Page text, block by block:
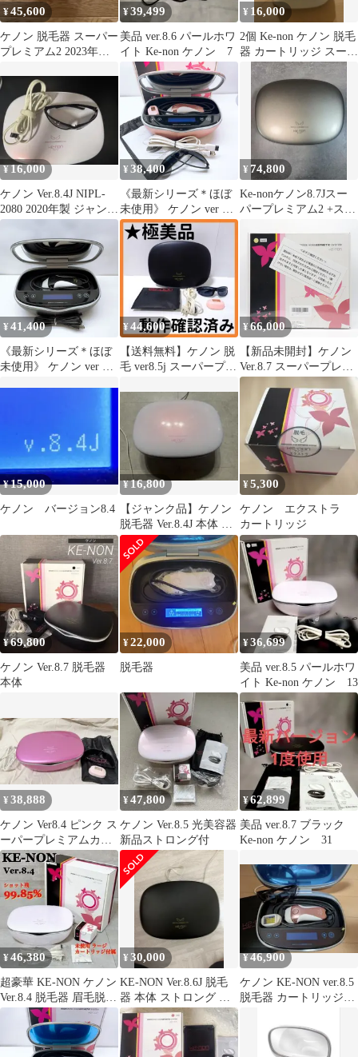
¥45,600
ケノン 脱毛器 スーパー
プレミアム2 2023年製
¥39,499
美品 ver.8.6 パールホワ
イト Ke-non ケノン 7
¥ 16,000
2個 Ke-non ケノン 脱毛
器 カートリッジ スーパ
ープレミアム ストロン
¥16,000
ケノン Ver.8.4J NIPL-
2080 2020年製 ジャン
ク 脱毛器
¥38,400
《最新シリーズ＊ほぼ
未使用》 ケノン ver 8.5
スーパー プレミアム ス
キン カートリッジ ２つ
付き エムテック KE-
NON ke-non 脱毛器
,2607N427
¥ 74,800
Ke-nonケノン8.7Jスー
パープレミアム2 +スト
ージ
¥41,400
《最新シリーズ＊ほぼ
未使用》 ケノン ver 8.6
¥44,600
【送料無料】ケノン 脱
毛 ver8.5j スーパープレ
¥66,000
【新品未開封】ケノン
Ver.8.7 スーパープレミ
アム2カートリッジ付き
脱毛器 kenon 本体
¥15,000
ケノン バージョン8.4
¥16,800
【ジャンク品】ケノン
脱毛器 Ver.8.4J 本体 ＋
カートリッジ2種
¥5,300
ケノン エクストラ
カートリッジ
¥69,800
ケノン Ver.8.7 脱毛器
本体
¥22,000
脱毛器
¥36,699
美品 ver.8.5 パールホワ
イト Ke-non ケノン 13
¥38,888
ケノン Ver8.4 ピンク ス
ーパープレミアムカー
トリッジ付 箱あり
¥47,800
ケノン Ver.8.5 光美容器
新品ストロング付
¥62,899
美品 ver.8.7 ブラック
Ke-non ケノン 31
¥46,380
超豪華 KE-NON ケノン
Ver.8.4 脱毛器 眉毛脱毛
器付 【H031】
¥30,000
KE-NON Ver.8.6J 脱毛
器 本体 ストロング ス
ーパープレミアム2
¥46,900
ケノン KE-NON ver.8.5
脱毛器 カートリッジ＋